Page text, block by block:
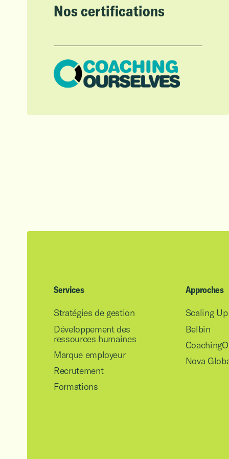
Nos certifications
Services
Stratégies de gestion
Développement des
ressources humaines
Marque employeur
Recrutement
Formations
Approches
Scaling
Belbin
Nova